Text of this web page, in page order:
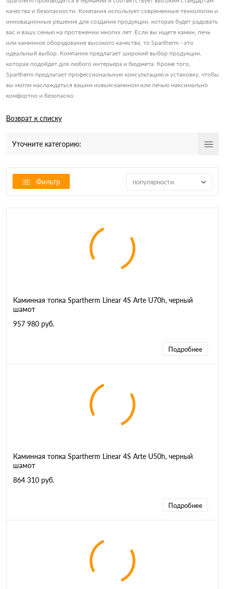
качества и безопасности. Компания использует современные технологии и
инновационные решения для создания продукции, которая будет радовать
вас и вашу семью на протяжении многих лет. Если вы ищете камин, печь
или каминное оборудование высокого качества, то Spartherm - это
идеальный выбор. Компания предлагает широкий выбор продукции,
которая подойдет для любого интерьера и бюджета. Кроме того,
Spartherm предлагает профессиональную консультацию и установку, чтобы
вы могли наслаждаться вашим новым камином или печью максимально
комфортно и безопасно.
Возврат к списку
Уточните категорию:
Фильтр популярности
Каминная топка Spartherm Linear 4S Arte U70h, черный
шамот
957 980 руб.
Подробнее
Каминная топка Spartherm Linear 4S Arte U50h, черный
шамот
864 310 руб.
Подробнее